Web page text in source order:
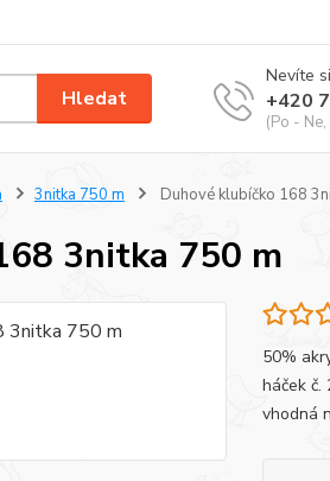
Hledat
Nevíte
+420
(Po -
3nitka 750 m Duhové klubíčko 168
3nitka 750 m
50%
háček č.
vhodná